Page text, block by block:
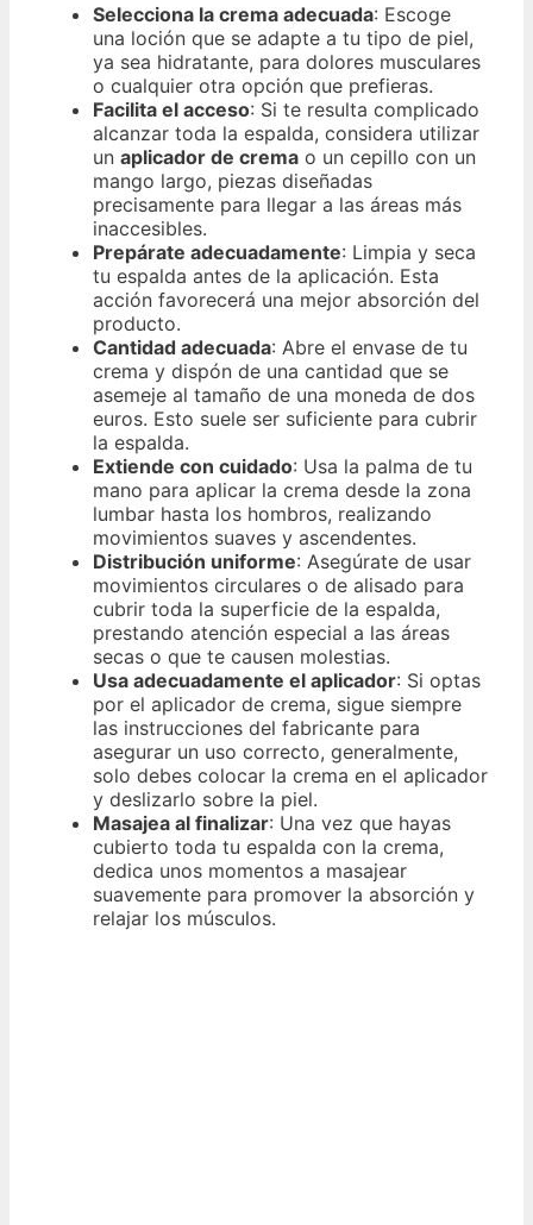
Selecciona la crema adecuada: Escoge
una loción que se adapte a tu tipo de piel,
ya sea hidratante, para dolores musculares
o cualquier otra opción que prefieras.
Facilita el acceso: Si te resulta complicado
alcanzar toda la espalda, considera utilizar
un aplicador de crema o un cepillo con un
mango largo, piezas diseñadas
precisamente para llegar a las áreas más
inaccesibles.
Prepárate adecuadamente: Limpia y seca
tu espalda antes de la aplicación. Esta
acción favorecerá una mejor absorción del
producto.
Cantidad adecuada: Abre el envase de tu
crema y dispón de una cantidad que se
asemeje al tamaño de una moneda de dos
euros. Esto suele ser suficiente para cubrir
la espalda.
Extiende con cuidado: Usa la palma de tu
mano para aplicar la crema desde la zona
lumbar hasta los hombros, realizando
movimientos suaves y ascendentes.
Distribución uniforme: Asegúrate de usar
movimientos circulares o de alisado para
cubrir toda la superficie de la espalda,
prestando atención especial a las áreas
secas o que te causen molestias.
Usa adecuadamente el aplicador: Si optas
por el aplicador de crema, sigue siempre
las instrucciones del fabricante para
asegurar un uso correcto, generalmente,
solo debes colocar la crema en el aplicador
y deslizarlo sobre la piel.
Masajea al finalizar: Una vez que hayas
cubierto toda tu espalda con la crema,
dedica unos momentos a masajear
suavemente para promover la absorción y
relajar los músculos.